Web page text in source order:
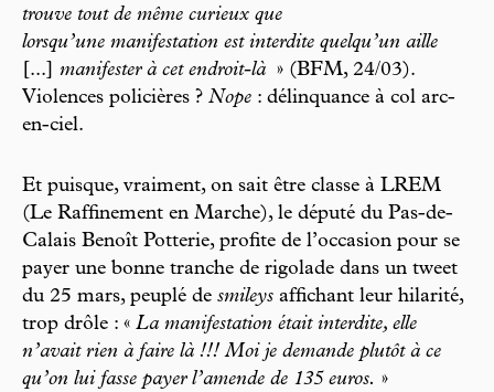
trouve tout de même curieux que
lorsqu’une manifestation est interdite quelqu’un aille
[...] manifester à cet endroit-là » (BFM, 24/03).
Violences policières ? Nope : délinquance à col arc-
en-ciel.
Et puisque, vraiment, on sait être classe à LREM
(Le Raffinement en Marche), le député du Pas-de-
Calais Benoît Potterie, profite de l’occasion pour se
payer une bonne tranche de rigolade dans un tweet
du 25 mars, peuplé de smileys affichant leur hilarité,
trop drôle : « La manifestation était interdite, elle
n’avait rien à faire là !!! Moi je demande plutôt à ce
qu’on lui fasse payer l’amende de 135 euros. »